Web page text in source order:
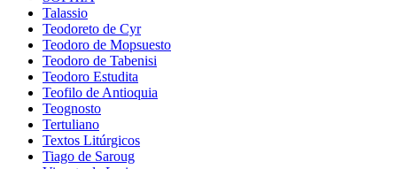
Talassio
Teodoreto de Cyr
Teodoro de Mopsuesto
Teodoro de Tabenisi
Teodoro Estudita
Teofilo de Antioquia
Teognosto
Tertuliano
Textos Litúrgicos
Tiago de Saroug